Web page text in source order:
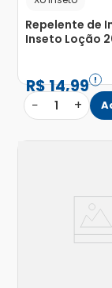
Repelente de
Inseto Loção
R$14,99
− 1 +